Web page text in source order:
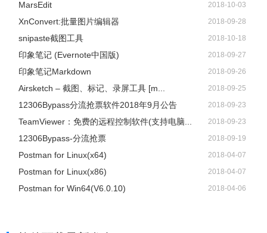
MarsEdit 2018-10-03
XnConvert:批量图片编辑器 2018-09-28
snipaste截图工具 2018-10-18
印象笔记 (Evernote中国版) 2018-09-27
印象笔记Markdown 2018-09-26
Airsketch – 截图、标记、录屏工具 [m... 2018-09-25
12306Bypass分流抢票软件2018年9月公告 2018-09-23
TeamViewer：免费的远程控制软件(支持电脑... 2018-09-23
12306Bypass-分流抢票 2018-09-19
Postman for Linux(x64) 2018-04-07
Postman for Linux(x86) 2018-04-07
Postman for Win64(V6.0.10) 2018-04-06